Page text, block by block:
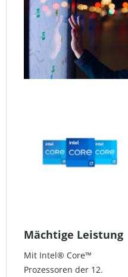
Mächtige Leistung
Mit Intel® Core™
Prozessoren der 12.